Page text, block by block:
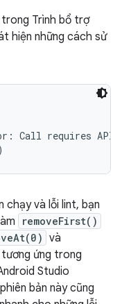
Trình bổ trợ
hiện những cách sử
Call requires
chạy và lỗi lint, bạn
removeFirst()
và
tương ứng trong
Studio
bản này cũng